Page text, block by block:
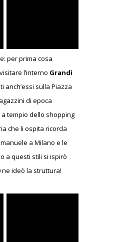
per prima cosa
l’interno Grandi
anch’essi sulla Piazza
di epoca
tempio dello shopping
che li ospita ricorda
a Milano e le
a questi stili si ispirò
ne ideò la struttura!